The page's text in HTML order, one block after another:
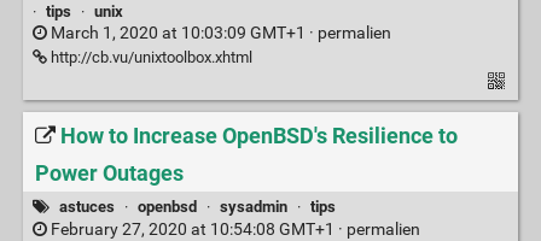
· tips · unix
March 1, 2020 at 10:03:09 GMT+1 · permalien
http://cb.vu/unixtoolbox.xhtml
How to Increase OpenBSD's Resilience to
Power Outages
astuces · openbsd · sysadmin · tips
February 27, 2020 at 10:54:08 GMT+1 · permalien